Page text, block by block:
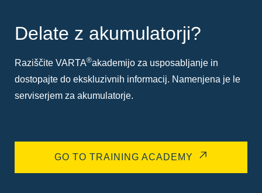
Delate z akumulatorji?
Raziščite VARTA®akademijo za usposabljanje in
dostopajte do ekskluzivnih informacij. Namenjena je le
serviserjem za akumulatorje.
GO TO TRAINING ACADEMY